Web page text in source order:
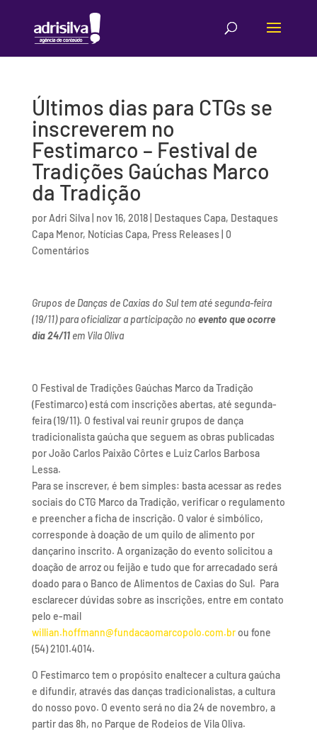
Últimos dias para CTGs se
inscreverem no
Festimarco – Festival de
Tradições Gaúchas Marco
da Tradição
porAdri Silva| nov 16, 2018| Destaques Capa, Destaques
Capa Menor, Notícias Capa, Press Releases| 0
Comentários
Grupos de Danças de Caxias do Sul tem até segunda-feira
(19/11) para oficializar a participação no evento que ocorre
dia 24/11em Vila Oliva
O Festival de Tradições Gaúchas Marco da Tradição
(Festimarco) está com inscrições abertas, até segunda-
feira (19/11). O festival vai reunir grupos de dança
tradicionalista gaúcha que seguem as obras publicadas
por João Carlos Paixão Côrtes e Luiz Carlos Barbosa
Lessa.
Para se inscrever, é bem simples: basta acessar as redes
sociais do CTG Marco da Tradição, verificar o regulamento
e preencher a ficha de inscrição. O valor é simbólico,
corresponde à doação de um quilo de alimento por
dançarino inscrito. A organização do evento solicitou a
doação de arroz ou feijão e tudo que for arrecadado será
doado para o Banco de Alimentos de Caxias do Sul. Para
esclarecer dúvidas sobre as inscrições, entre em contato
pelo e-mail
willian.hoffmann@fundacaomarcopolo.com.brou fone
(54) 2101.4014.
O Festimarco tem o propósito enaltecer a cultura gaúcha
e difundir, através das danças tradicionalistas, a cultura
do nosso povo. O evento será no dia 24 de novembro, a
partir das 8h, no Parque de Rodeios de Vila Oliva.